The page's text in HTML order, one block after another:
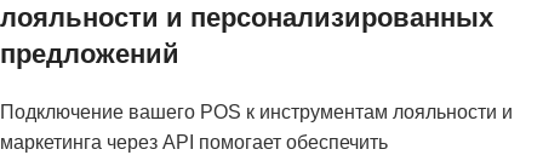
лояльности и персонализированных
предложений
Подключение вашего POS к инструментам лояльности и
маркетинга через API помогает обеспечить